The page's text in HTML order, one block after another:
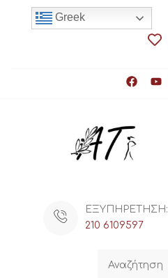
Greek
ΕΞΥΠΗΡΕΤΗΣΗ:
210 6109597